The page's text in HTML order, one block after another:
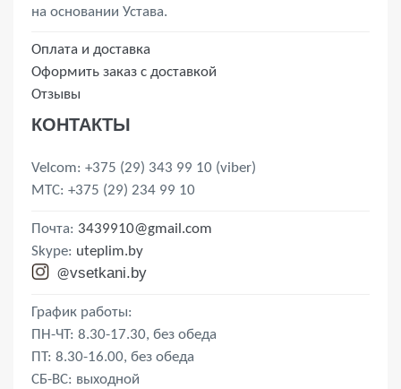
на основании Устава.
Оплата и доставка
Оформить заказ с доставкой
Отзывы
КОНТАКТЫ
Velcom: +375 (29) 343 99 10 (viber)
MTС: +375 (29) 234 99 10
Почта: 3439910@gmail.com
Skype: uteplim.by
@vsetkani.by
График работы:
ПН-ЧТ: 8.30-17.30, без обеда
ПТ: 8.30-16.00, без обеда
СБ-ВС: выходной